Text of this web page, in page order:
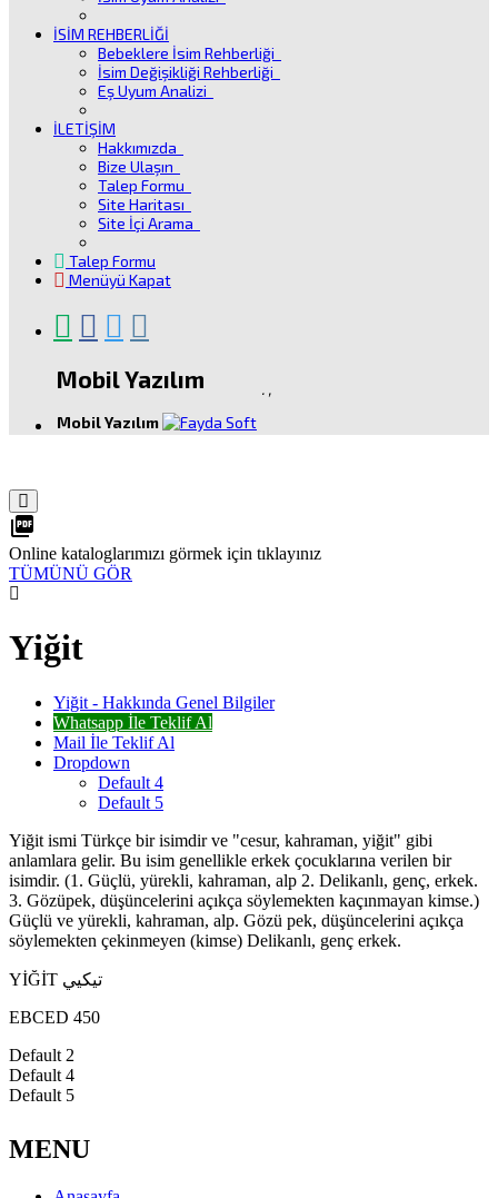
İSİM REHBERLİĞİ
Bebeklere İsim Rehberliği
İsim Değişikliği Rehberliği
Eş Uyum Analizi
İLETİŞİM
Hakkımızda
Bize Ulaşın
Talep Formu
Site Haritası
Site İçi Arama
Talep Formu
Menüyü Kapat
Mobil Yazılım
Mobil Yazılım
. ,
picture_as_pdf
Online kataloglarımızı görmek için tıklayınız
TÜMÜNÜ GÖR
Yiğit
Yiğit - Hakkında Genel Bilgiler
Whatsapp İle Teklif Al
Mail İle Teklif Al
Dropdown
Default 4
Default 5
Yiğit ismi Türkçe bir isimdir ve "cesur, kahraman, yiğit" gibi
anlamlara gelir. Bu isim genellikle erkek çocuklarına verilen bir
isimdir. (1. Güçlü, yürekli, kahraman, alp 2. Delikanlı, genç, erkek.
3. Gözüpek, düşüncelerini açıkça söylemekten kaçınmayan kimse.)
Güçlü ve yürekli, kahraman, alp. Gözü pek, düşüncelerini açıkça
söylemekten çekinmeyen (kimse) Delikanlı, genç erkek.
YİĞİT تيكيي
EBCED 450
Default 2
Default 4
Default 5
MENU